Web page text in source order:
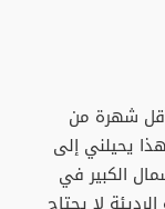
أقل شهرة من
يحيلني إلى
الكبير في